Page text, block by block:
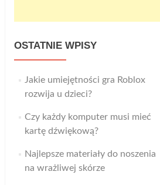
OSTATNIE WPISY
Jakie umiejętności gra Roblox
rozwija u dzieci?
Czy każdy komputer musi mieć
kartę dźwiękową?
Najlepsze materiały do noszenia
na wrażliwej skórze